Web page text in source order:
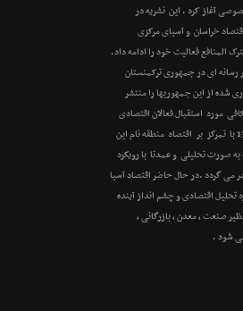
آغاز کرد . این نشریه در
خراسان و آسیای مرکزی
المنافع فعالیت خود را ادامه داد.
رسانه ای در جمهوری ترکمنستان
شده از این جمهوریها را منتشر
مورد استقبال فعالان اقتصادی
به صورت تحلیلی و عمدتا با رویکرد
می گردد .در حال حاضر اقتصاد آسیا
تحلیل اقتصادی و چشم انداز آینده
صنعت ، معدن ، بازرگانی ،
شود .